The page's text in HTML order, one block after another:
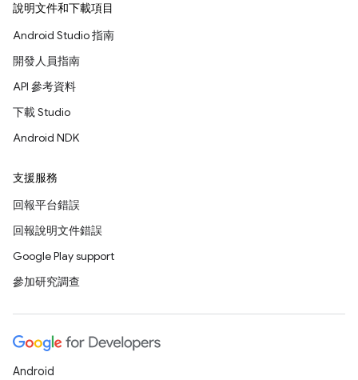
說明文件和下載項目
Android Studio 指南
開發人員指南
API 參考資料
下載 Studio
Android NDK
支援服務
回報平台錯誤
回報說明文件錯誤
Google Play support
參加研究調查
Android